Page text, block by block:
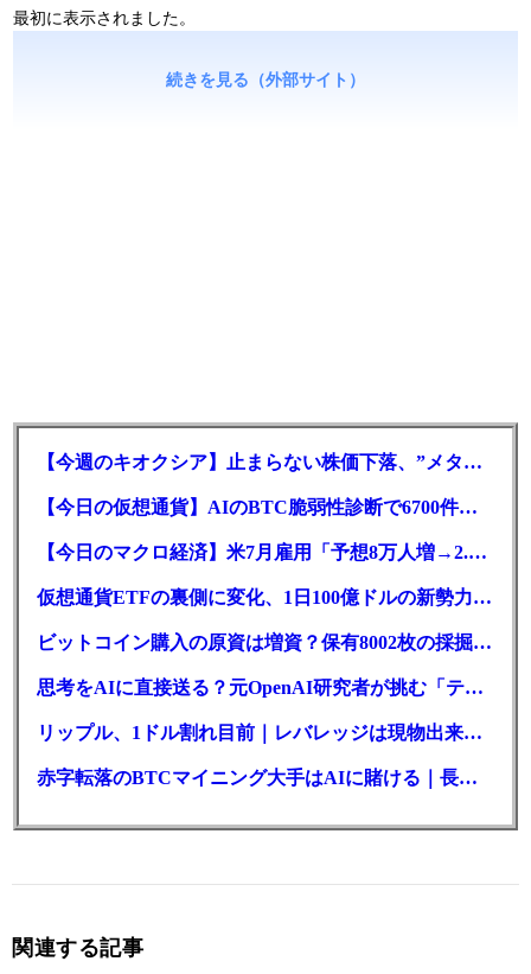
最初に表示されました。
続きを見る（外部サイト）
【今週のキオクシア】止まらない株価下落、”メタプラネット化”の指摘は本当？
【今日の仮想通貨】AIのBTC脆弱性診断で6700件の指摘。赤字マイニング企業はAIに賭ける
【今日のマクロ経済】米7月雇用「予想8万人増→2.3万人減」で利上げ観測後退
仮想通貨ETFの裏側に変化、1日100億ドルの新勢力がSEC登録
ビットコイン購入の原資は増資？保有8002枚の採掘企業の実態とは
思考をAIに直接送る？元OpenAI研究者が挑む「テレパシー」開発とは
リップル、1ドル割れ目前｜レバレッジは現物出来高の6倍超
赤字転落のBTCマイニング大手はAIに賭ける｜長期負債17.8億ドル
関連する記事